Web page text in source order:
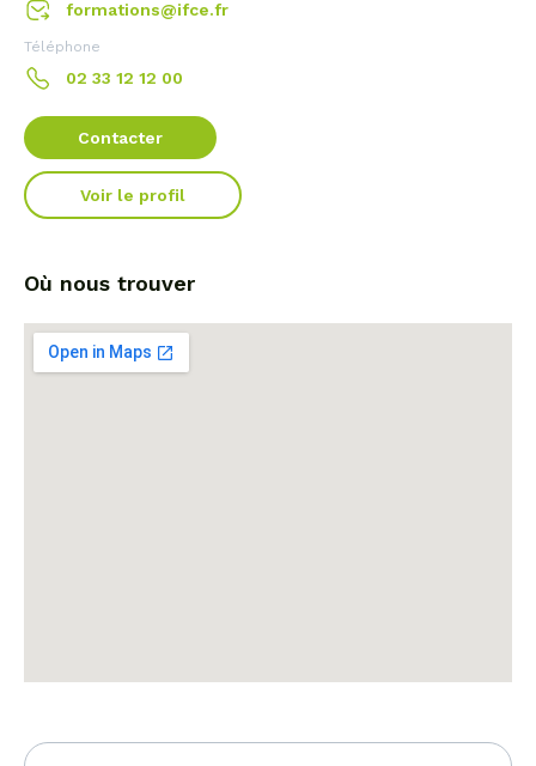
formations@ifce.fr
Téléphone
02 33 12 12 00
Contacter
Voir le profil
Où nous trouver